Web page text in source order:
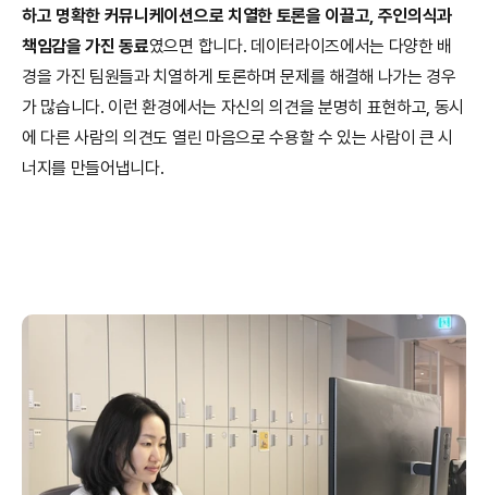
하고 명확한 커뮤니케이션으로 치열한 토론을 이끌고, 주인의식과
책임감을 가진 동료였으면 합니다. 데이터라이즈에서는 다양한 배
경을 가진 팀원들과 치열하게 토론하며 문제를 해결해 나가는 경우
가 많습니다. 이런 환경에서는 자신의 의견을 분명히 표현하고, 동시
에 다른 사람의 의견도 열린 마음으로 수용할 수 있는 사람이 큰 시
너지를 만들어냅니다.